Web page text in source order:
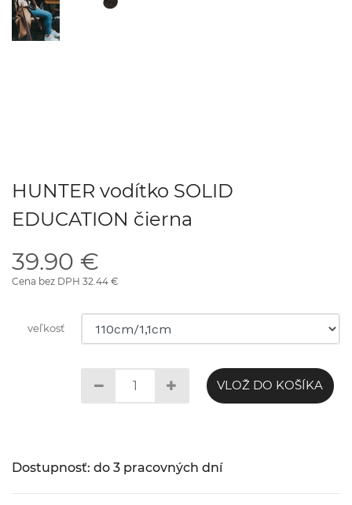
HUNTER vodítko SOLID
EDUCATION čierna
39.90 €
Cena bez DPH 32.44 €
veľkosť
VLOŽ DO KOŠÍKA
Dostupnosť: do 3 pracovných dní